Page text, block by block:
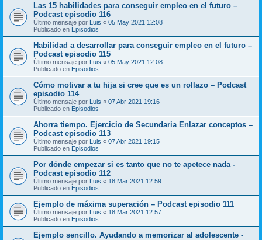
Las 15 habilidades para conseguir empleo en el futuro –
Podcast episodio 116
Último mensaje por Luis « 05 May 2021 12:08
Publicado en Episodios
Habilidad a desarrollar para conseguir empleo en el futuro –
Podcast episodio 115
Último mensaje por Luis « 05 May 2021 12:08
Publicado en Episodios
Cómo motivar a tu hija si cree que es un rollazo – Podcast
episodio 114
Último mensaje por Luis « 07 Abr 2021 19:16
Publicado en Episodios
Ahorra tiempo. Ejercicio de Secundaria Enlazar conceptos –
Podcast episodio 113
Último mensaje por Luis « 07 Abr 2021 19:15
Publicado en Episodios
Por dónde empezar si es tanto que no te apetece nada -
Podcast episodio 112
Último mensaje por Luis « 18 Mar 2021 12:59
Publicado en Episodios
Ejemplo de máxima superación – Podcast episodio 111
Último mensaje por Luis « 18 Mar 2021 12:57
Publicado en Episodios
Ejemplo sencillo. Ayudando a memorizar al adolescente -